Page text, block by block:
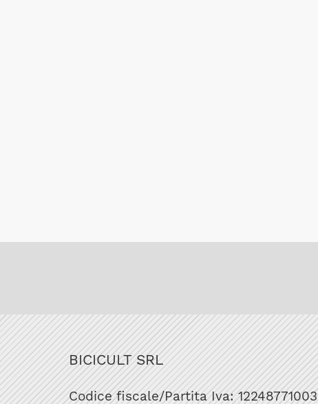
BICICULT SRL
Codice fiscale/Partita Iva: 12248771003